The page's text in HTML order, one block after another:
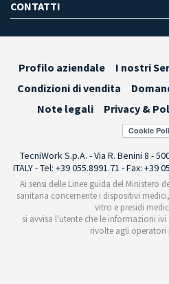
CONTATTI
Profilo aziendale I nostri
Condizioni di vendita
Note legali
Privacy &
TecniWork S.p.A. - Via R. Benini 8 -
ITALY - Tel: +39 055.8991.71 - Fax: +39
Ai sensi delle Linee guida del Ministero
sanitaria concernente i dispositivi
vitro e presidi
si avvisa l'utente che le informazioni
rivolte agli operatori